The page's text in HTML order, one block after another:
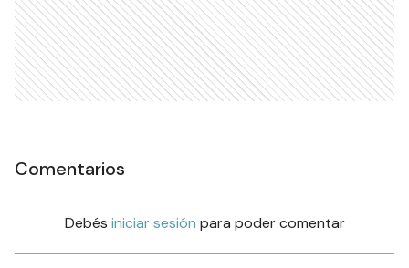
Comentarios
Debés iniciar sesión para poder comentar